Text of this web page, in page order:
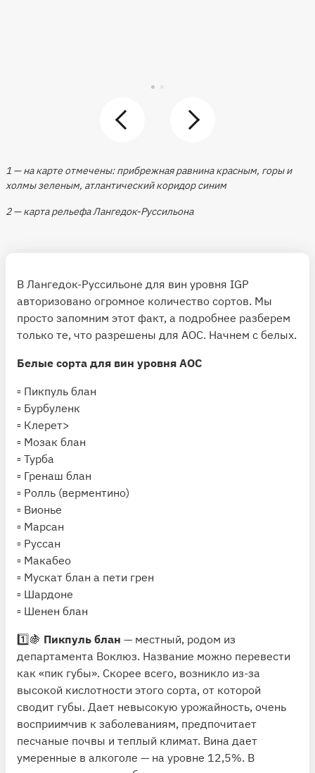
1 — на карте отмечены: прибрежная равнина красным, горы и
холмы зеленым, атлантический коридор синим
2 — карта рельефа Лангедок-Руссильона
В Лангедок-Руссильоне для вин уровня IGP
авторизовано огромное количество сортов. Мы
просто запомним этот факт, а подробнее разберем
только те, что разрешены для AOC. Начнем с белых.
Белые сорта для вин уровня AOC
▫️ Пикпуль блан
▫️ Бурбуленк
▫️ Клерет>
▫️ Мозак блан
▫️ Турба
▫️ Гренаш блан
▫️ Ролль (верментино)
▫️ Вионье
▫️ Марсан
▫️ Руссан
▫️ Макабео
▫️ Мускат блан а пети грен
▫️ Шардоне
▫️ Шенен блан
1️⃣🍇 Пикпуль блан — местный, родом из
департамента Воклюз. Название можно перевести
как «пик губы». Скорее всего, возникло из-за
высокой кислотности этого сорта, от которой
сводит губы. Дает невысокую урожайность, очень
восприимчив к заболеваниям, предпочитает
песчаные почвы и теплый климат. Вина дает
умеренные в алкоголе — на уровне 12,5%. В